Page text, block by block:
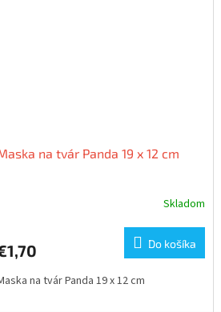
na tvár Panda 19 x 12 cm
Skladom
Do košíka
na tvár Panda 19 x 12 cm